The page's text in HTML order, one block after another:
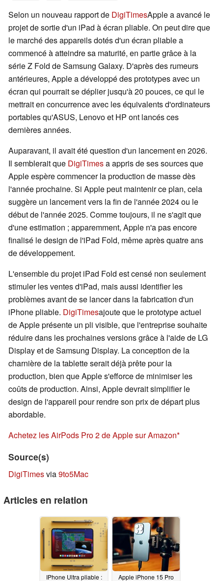
Selon un nouveau rapport de DigiTimesApple a avancé le
projet de sortie d'un iPad à écran pliable. On peut dire que
le marché des appareils dotés d'un écran pliable a
commencé à atteindre sa maturité, en partie grâce à la
série Z Fold de Samsung Galaxy. D'après des rumeurs
antérieures, Apple a développé des prototypes avec un
écran qui pourrait se déplier jusqu'à 20 pouces, ce qui le
mettrait en concurrence avec les équivalents d'ordinateurs
portables qu'ASUS, Lenovo et HP ont lancés ces
dernières années.
Auparavant, il avait été question d'un lancement en 2026.
Il semblerait que DigiTimesa appris de ses sources que
Apple espère commencer la production de masse dès
l'année prochaine. Si Apple peut maintenir ce plan, cela
suggère un lancement vers la fin de l'année 2024 ou le
début de l'année 2025. Comme toujours, il ne s'agit que
d'une estimation ; apparemment, Apple n'a pas encore
finalisé le design de l'iPad Fold, même après quatre ans
de développement.
L'ensemble du projet iPad Fold est censé non seulement
stimuler les ventes d'iPad, mais aussi identifier les
problèmes avant de se lancer dans la fabrication d'un
iPhone pliable. DigiTimesajoute que le prototype actuel
de Apple présente un pli visible, que l'entreprise souhaite
réduire dans les prochaines versions grâce à l'aide de LG
Display et de Samsung Display. La conception de la
charnière de la tablette serait déjà prête pour la
production, bien que Apple s'efforce de minimiser les
coûts de production. Ainsi, Apple devrait simplifier le
design de l'appareil pour rendre son prix de départ plus
abordable.
Achetez les AirPods Pro 2 de Apple sur Amazon
Source(s)
DigiTimesvia9to5Mac
Articles en relation
IPhone Ultra pliable :
Apple iPhone 15 Pro